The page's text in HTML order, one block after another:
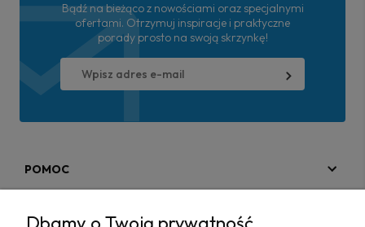
Bądź na bieżąco z nowościami oraz specjalnymi
ofertami. Otrzymuj inspiracje i praktyczne
porady prosto na swoją skrzynkę!
POMOC